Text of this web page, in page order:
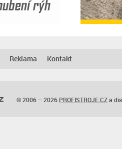
Reklama Kontakt
© 2006 – 2026 PROFISTROJE.CZa